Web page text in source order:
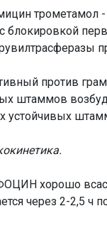
трометамол -
блокировкой
против
штаммов
устойчивых
хорошо
через 2-2,5 ч